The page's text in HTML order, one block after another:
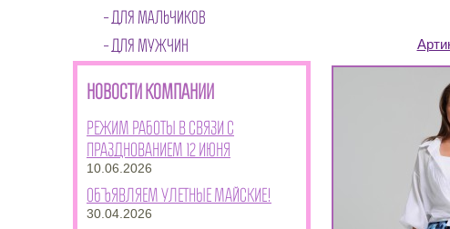
ДЛЯ МАЛЬЧИКОВ
ДЛЯ МУЖЧИН
НОВОСТИ КОМПАНИИ
Режим работы в связи с
празднованием 12 июня
10.06.2026
Объявляем улетные майские!
30.04.2026